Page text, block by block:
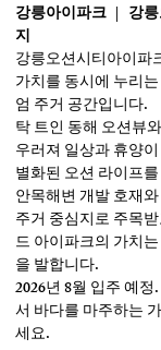
강릉아이파크 | 강
지​
강릉오션시티아이파
가치를 동시에 누리
엄 주거 공간입니다.
탁 트인 동해 오션뷰
우러져 일상과 휴양
별화된 오션 라이프
안목해변 개발 호재
주거 중심지로 주목
드 아이파크의 가치
을 발합니다.
2026년 8월 입주 예
서 바다를 마주하는
세요.